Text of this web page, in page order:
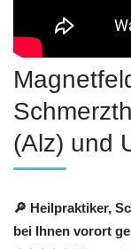
(Alz) und
🔎 Heilpraktiker,
bei Ihnen vorort